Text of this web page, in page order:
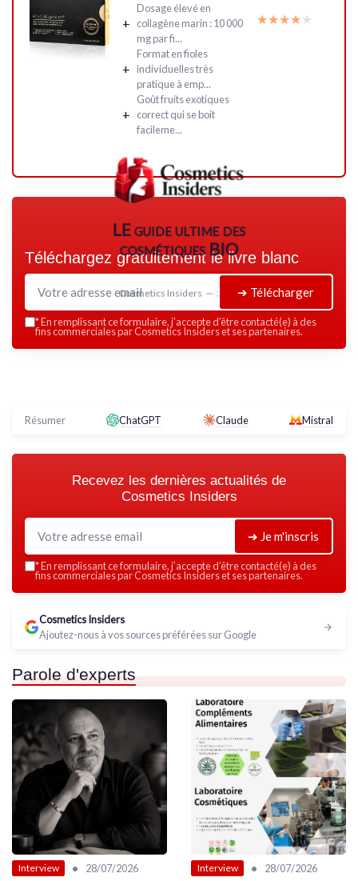
+
Dosage élevé en
collagène marin : 10 000
mg par fi...
+
Format en fioles
individuelles très
pratique à emp...
+
Goût fruits exotiques
correct qui se boit
facileme...
★★★★★
★★★★★
LE guide ultime des
cosmétiques BIO
Cosmetics Insiders — 2026
Téléchargez gratuitement le livre blanc
➔ Télécharger
*En remplissant ce formulaire, j’accepte d’être contacté(e) à des
fins commerciales par Cosmetics Insiders et ses partenaires.
Résumer ChatGPT Claude Mistral
Recevez les dernières actualités de
Cosmetics Insiders
➔ Je m'inscris
*En remplissant ce formulaire, j’accepte d’être contacté(e) à des
fins commerciales par Cosmetics Insiders et ses partenaires.
Cosmetics Insiders
Ajoutez-nous à vos sources préférées sur Google
Parole d'experts
Interview • 28/07/2026 Interview • 28/07/2026